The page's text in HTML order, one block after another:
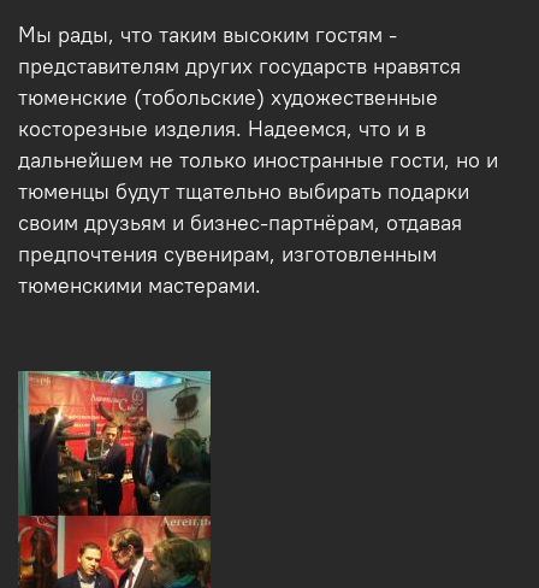
Мы рады, что таким высоким гостям -
представителям других государств нравятся
тюменские (тобольские) художественные
косторезные изделия. Надеемся, что и в
дальнейшем не только иностранные гости, но и
тюменцы будут тщательно выбирать подарки
своим друзьям и бизнес-партнёрам, отдавая
предпочтения сувенирам, изготовленным
тюменскими мастерами.